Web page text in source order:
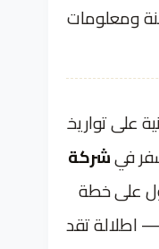
ومعلومات
على تواريخ
فيشركة
على خطة
اطلالة تقد